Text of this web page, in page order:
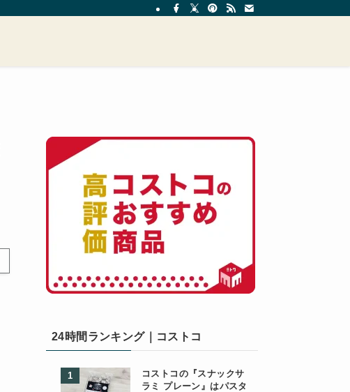
24時間ランキング｜コストコ
コストコの『スナックサ
ラミ プレーン』はパスタ